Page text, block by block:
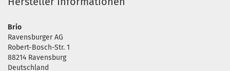
Brio
Ravensburger AG
Robert-Bosch-Str. 1
88214 Ravensburg
Deutschland